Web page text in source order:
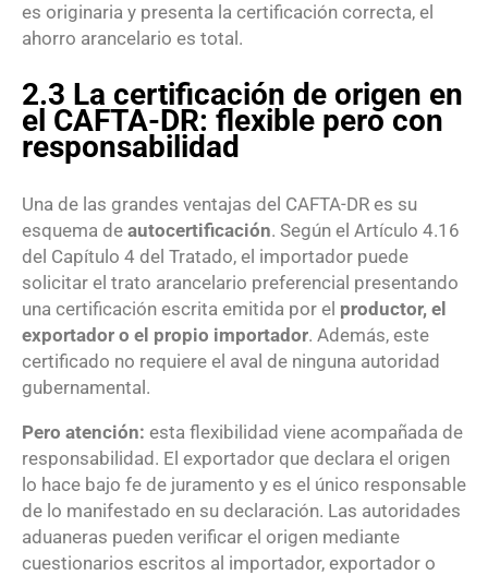
es originaria y presenta la certificación correcta, el
ahorro arancelario es total.
2.3 La certificación de origen en
el CAFTA-DR: flexible pero con
responsabilidad
Una de las grandes ventajas del CAFTA-DR es su
esquema de autocertificación. Según el Artículo 4.16
del Capítulo 4 del Tratado, el importador puede
solicitar el trato arancelario preferencial presentando
una certificación escrita emitida por el productor, el
exportador o el propio importador. Además, este
certificado no requiere el aval de ninguna autoridad
gubernamental.
Pero atención: esta flexibilidad viene acompañada de
responsabilidad. El exportador que declara el origen
lo hace bajo fe de juramento y es el único responsable
de lo manifestado en su declaración. Las autoridades
aduaneras pueden verificar el origen mediante
cuestionarios escritos al importador, exportador o